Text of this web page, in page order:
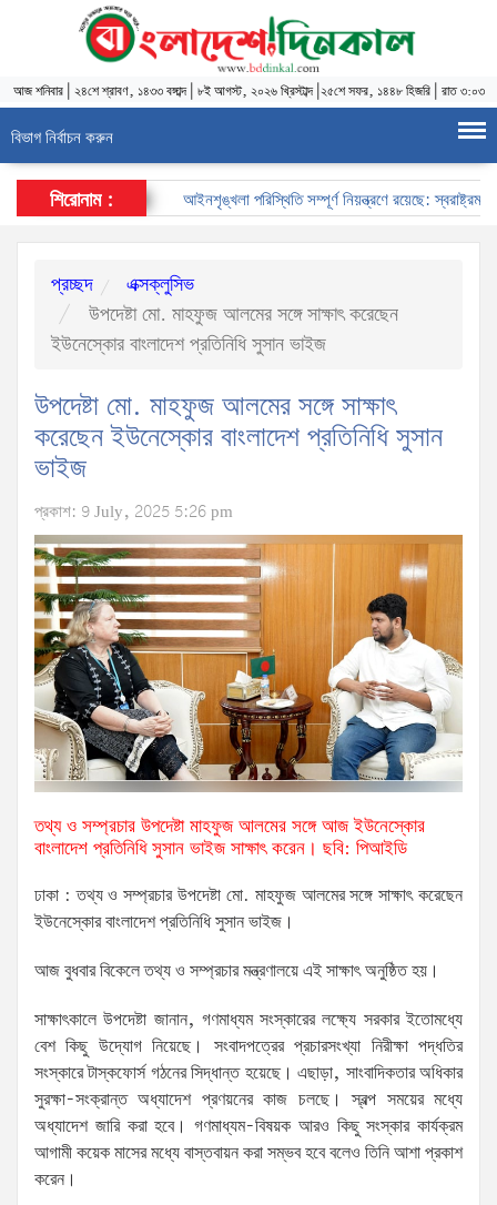
আজশনিবার| ২৪শে শ্রাবণ, ১৪৩৩ বঙ্গাব্দ| ৮ই আগস্ট, ২০২৬ খ্রিস্টাব্দ| ২৫শে সফর, ১৪৪৮ হিজরি| রাত ৩:০৩
বিভাগ নির্বাচন করুন
শিরোনাম : আইনশৃঙ্খলা পরিস্থিতি সম্পূর্ণ নিয়ন্ত্রণে রয়েছে: স্বরাষ্ট্রমন্ত্রী
প্রচ্ছদ
এক্সক্লুসিভ
উপদেষ্টা মো. মাহফুজ আলমের সঙ্গে সাক্ষাৎ করেছেন
ইউনেস্কোর বাংলাদেশ প্রতিনিধি সুসান ভাইজ
উপদেষ্টা মো. মাহফুজ আলমের সঙ্গে সাক্ষাৎ
করেছেন ইউনেস্কোর বাংলাদেশ প্রতিনিধি সুসান
ভাইজ
প্রকাশ: 9 July, 2025 5:26 pm
তথ্য ও সম্প্রচার উপদেষ্টা মাহফুজ আলমের সঙ্গে আজ ইউনেস্কোর
বাংলাদেশ প্রতিনিধি সুসান ভাইজ সাক্ষাৎ করেন। ছবি: পিআইডি
ঢাকা : তথ্য ও সম্প্রচার উপদেষ্টা মো. মাহফুজ আলমের সঙ্গে সাক্ষাৎ করেছেন
ইউনেস্কোর বাংলাদেশ প্রতিনিধি সুসান ভাইজ।
আজ বুধবার বিকেলে তথ্য ও সম্প্রচার মন্ত্রণালয়ে এই সাক্ষাৎ অনুষ্ঠিত হয়।
সাক্ষাৎকালে উপদেষ্টা জানান, গণমাধ্যম সংস্কারের লক্ষ্যে সরকার ইতোমধ্যে
বেশ কিছু উদ্যোগ নিয়েছে। সংবাদপত্রের প্রচারসংখ্যা নিরীক্ষা পদ্ধতির
সংস্কারে টাস্কফোর্স গঠনের সিদ্ধান্ত হয়েছে। এছাড়া, সাংবাদিকতার অধিকার
সুরক্ষা-সংক্রান্ত অধ্যাদেশ প্রণয়নের কাজ চলছে। স্বল্প সময়ের মধ্যে
অধ্যাদেশ জারি করা হবে। গণমাধ্যম-বিষয়ক আরও কিছু সংস্কার কার্যক্রম
আগামী কয়েক মাসের মধ্যে বাস্তবায়ন করা সম্ভব হবে বলেও তিনি আশা প্রকাশ
করেন।